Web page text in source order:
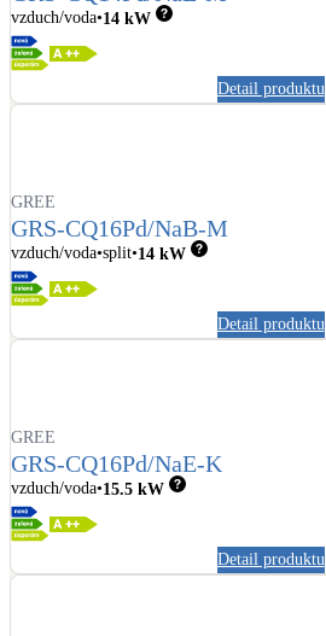
vzduch/voda 14 kW
Detail produktu
GREE
GRS-CQ16Pd/NaB-M
vzduch/voda split 14 kW
Detail produktu
GREE
GRS-CQ16Pd/NaE-K
vzduch/voda 15.5 kW
Detail produktu